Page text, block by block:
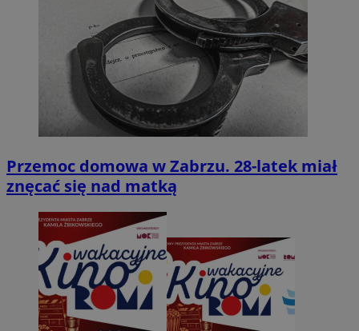
Przemoc domowa w Zabrzu. 28-latek miał
znęcać się nad matką